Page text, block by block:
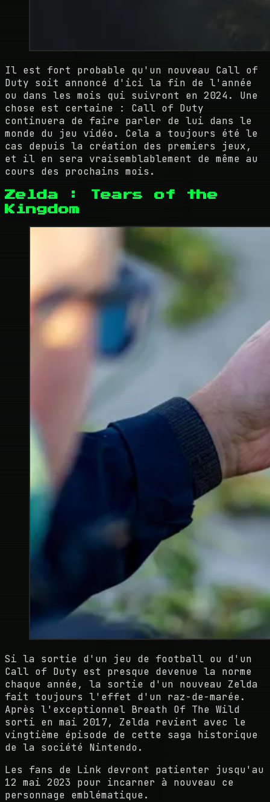
Il est fort probable qu'un nouveau Call of
Duty soit annoncé d'ici la fin de l'année
ou dans les mois qui suivront en 2024. Une
chose est certaine : Call of Duty
continuera de faire parler de lui dans le
monde du jeu vidéo. Cela a toujours été le
cas depuis la création des premiers jeux,
et il en sera vraisemblablement de même au
cours des prochains mois.
Zelda : Tears of the
Kingdom
Si la sortie d'un jeu de football ou d'un
Call of Duty est presque devenue la norme
chaque année, la sortie d'un nouveau Zelda
fait toujours l'effet d'un raz-de-marée.
Après l'exceptionnel Breath Of The Wild
sorti en mai 2017, Zelda revient avec le
vingtième épisode de cette saga historique
de la société Nintendo.
Les fans de Link devront patienter jusqu'au
12 mai 2023 pour incarner à nouveau ce
personnage emblématique.